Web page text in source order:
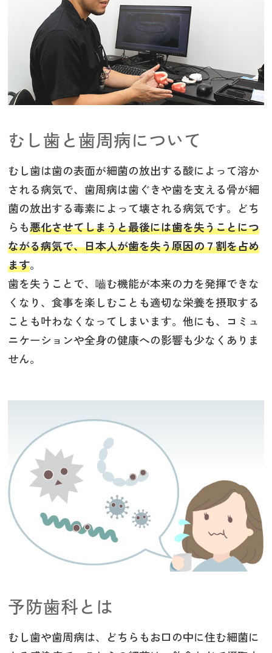
むし歯と歯周病について
むし歯は歯の表面が細菌の放出する酸によって溶か
される病気で、歯周病は歯ぐきや歯を支える骨が細
菌の放出する毒素によって壊される病気です。どち
らも悪化させてしまうと最後には歯を失うことにつ
ながる病気で、日本人が歯を失う原因の７割を占め
ます。
歯を失うことで、嚙む機能が本来の力を発揮できな
くなり、食事を楽しむことも適切な栄養を摂取する
ことも叶わなくなってしまいます。他にも、コミュ
ニケーションや全身の健康への影響も少なくありま
せん。
予防歯科とは
むし歯や歯周病は、どちらもお口の中に住む細菌に